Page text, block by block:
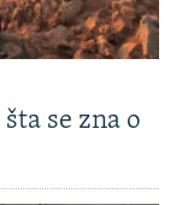
se zna o